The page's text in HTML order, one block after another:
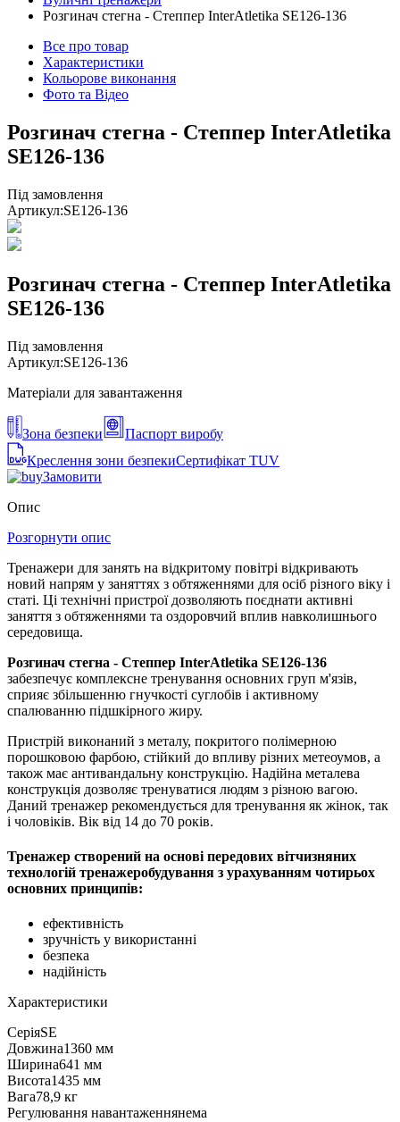
Розгинач стегна - Степпер InterAtletika SE126-136
Все про товар
Характеристики
Кольорове виконання
Фото та Відео
Розгинач стегна - Степпер InterAtletika
SE126-136
Під замовлення
Артикул:SE126-136
Розгинач стегна - Степпер InterAtletika
SE126-136
Під замовлення
Артикул:SE126-136
Матеріали для завантаження
Зона безпеки
Паспорт виробу
Креслення зони безпекиСертифікат TUV
Замовити
Опис
Розгорнути опис
Тренажери для занять на відкритому повітрі відкривають
новий напрям у заняттях з обтяженнями для осіб різного віку і
статі. Ці технічні пристрої дозволяють поєднати активні
заняття з обтяженнями та оздоровчий вплив навколишнього
середовища.
Розгинач стегна - Степпер InterAtletika SE126-136
забезпечує комплексне тренування основних груп м'язів,
сприяє збільшенню гнучкості суглобів і активному
спалюванню підшкірного жиру.
Пристрій виконаний з металу, покритого полімерною
порошковою фарбою, стійкий до впливу різних метеоумов, а
також має антивандальну конструкцію. Надійна металева
конструкція дозволяє тренуватися людям з різною вагою.
Даний тренажер рекомендується для тренування як жінок, так
і чоловіків. Вік від 14 до 70 років.
Тренажер створений на основі передових вітчизняних
технологій тренажеробудування з урахуванням чотирьох
основних принципів:
ефективність
зручність у використанні
безпека
надійність
Характеристики
СеріяSE
Довжина1360 мм
Ширина641 мм
Висота1435 мм
Вага78,9 кг
Регулювання навантаженнянема